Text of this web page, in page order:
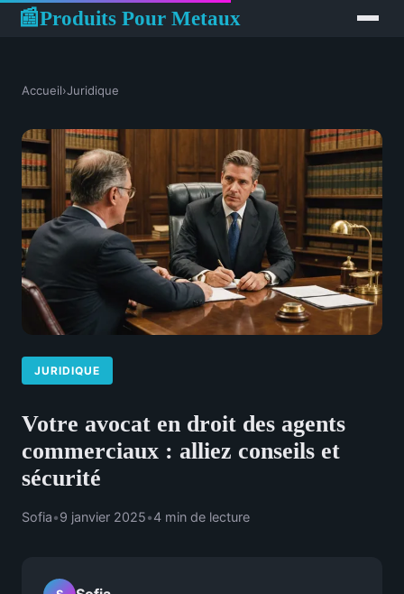
📰Produits Pour Metaux
Accueil›Juridique
JURIDIQUE
Votre avocat en droit des agents
commerciaux : alliez conseils et
sécurité
Sofia•9 janvier 2025•4 min de lecture